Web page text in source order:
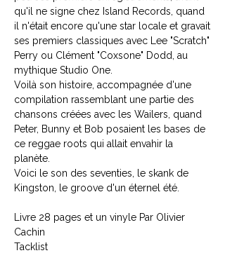
qu'il ne signe chez Island Records, quand
il n'était encore qu'une star locale et gravait
ses premiers classiques avec Lee "Scratch"
Perry ou Clément "Coxsone" Dodd, au
mythique Studio One.
Voilà son histoire, accompagnée d'une
compilation rassemblant une partie des
chansons créées avec les Wailers, quand
Peter, Bunny et Bob posaient les bases de
ce reggae roots qui allait envahir la
planète.
Voici le son des seventies, le skank de
Kingston, le groove d'un éternel été.
Livre 28 pages et un vinyle Par Olivier
Cachin
Tacklist